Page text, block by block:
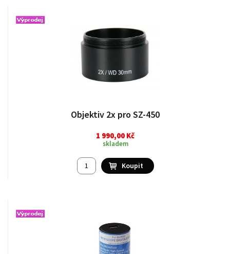
Objektiv 2x pro SZ-450
1 990,00 Kč
skladem